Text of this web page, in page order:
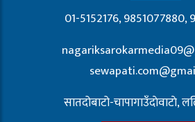
01-5152176, 9851077880,
सातदोबाटो-चापागाउँदाेवाटाे,